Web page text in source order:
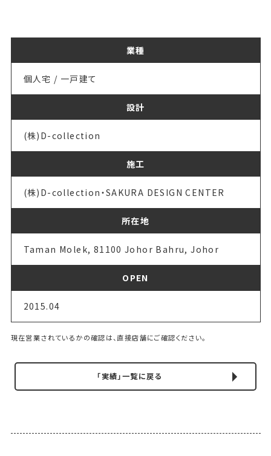
業種
個人宅 / 一戸建て
設計
(株)D-collection
施工
(株)D-collection・SAKURA DESIGN CENTER
所在地
Taman Molek, 81100 Johor Bahru, Johor
OPEN
2015.04
現在営業されているかの確認は、直接店舗にご確認ください。
「実績」一覧に戻る